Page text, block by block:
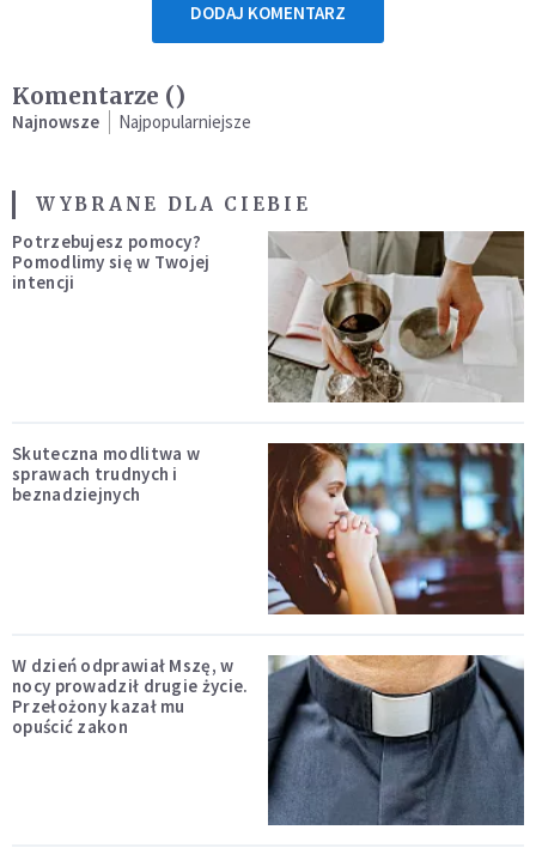
DODAJ KOMENTARZ
Komentarze ()
Najnowsze Najpopularniejsze
WYBRANE DLA CIEBIE
Potrzebujesz pomocy?
Pomodlimy się w Twojej
intencji
Skuteczna modlitwa w
sprawach trudnych i
beznadziejnych
W dzień odprawiał Mszę, w
nocy prowadził drugie życie.
Przełożony kazał mu
opuścić zakon